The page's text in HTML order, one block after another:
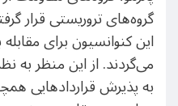
گروه‌های تروریستی قرار
این کنوانسیون برای
می‌گردند. از این منظر به